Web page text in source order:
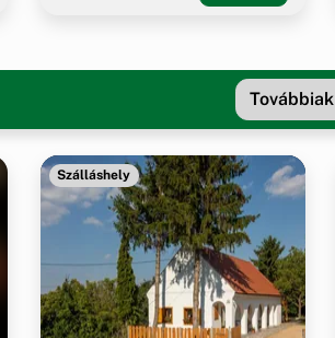
Továbbiak
Szálláshely